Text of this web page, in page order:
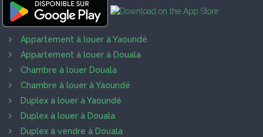
Appartement à louer à Yaoundé
Appartement à louer à Douala
Chambre à louer Douala
Chambre à louer à Yaoundé
Duplex à louer à Yaoundé
Duplex à louer à Douala
Duplex à vendre à Douala